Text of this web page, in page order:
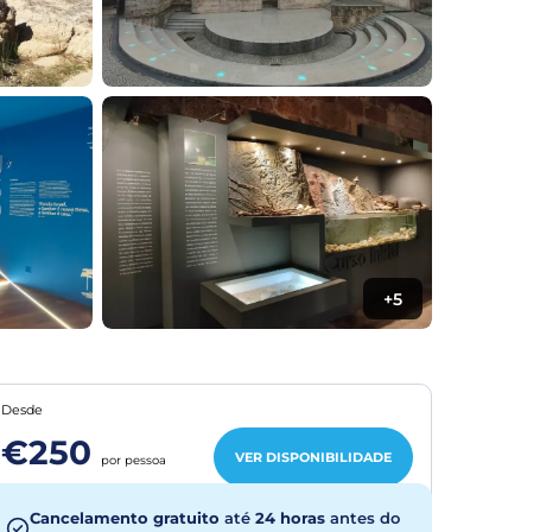
+5
Desde
€250 por pessoa VER DISPONIBILIDADE
Cancelamento gratuito até 24 horas antes do